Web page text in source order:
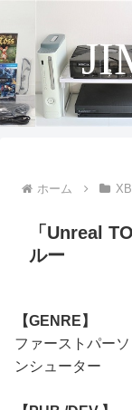
ホーム
「Unreal
ルー
【GENRE】
ファーストパーソ
ンシューター